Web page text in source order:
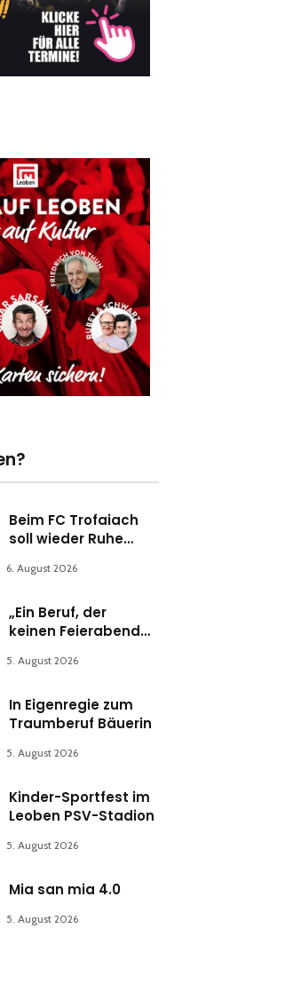
Beim FC Trofaiach
soll wieder Ruhe
6. August 2026
„Ein Beruf, der
keinen Feierabend
5. August 2026
In Eigenregie zum
Traumberuf Bäuerin
5. August 2026
Kinder-Sportfest im
Leoben PSV-Stadion
5. August 2026
Mia san mia 4.0
5. August 2026